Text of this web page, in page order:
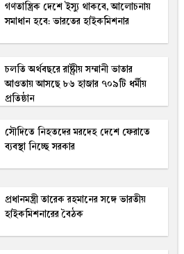
গণতান্ত্রিক দেশে ইস্যু থাকবে, আলোচনায়
সমাধান হবে: ভারতের হাইকমিশনার
চলতি অর্থবছরে রাষ্ট্রীয় সম্মানী ভাতার
আওতায় আসছে ৮৬ হাজার ৭০৯টি ধর্মীয়
প্রতিষ্ঠান
সৌদিতে নিহতদের মরদেহ দেশে ফেরাতে
ব্যবস্থা নিচ্ছে সরকার
প্রধানমন্ত্রী তারেক রহমানের সঙ্গে ভারতীয়
হাইকমিশনারের বৈঠক